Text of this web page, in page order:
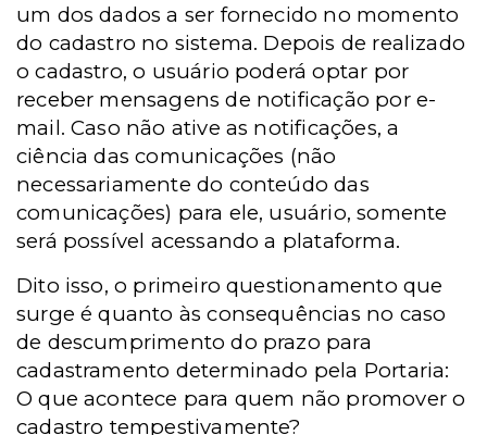
um dos dados a ser fornecido no momento
do cadastro no sistema. Depois de realizado
o cadastro, o usuário poderá optar por
receber mensagens de notificação por e-
mail. Caso não ative as notificações, a
ciência das comunicações (não
necessariamente do conteúdo das
comunicações) para ele, usuário, somente
será possível acessando a plataforma.
Dito isso, o primeiro questionamento que
surge é quanto às consequências no caso
de descumprimento do prazo para
cadastramento determinado pela Portaria:
O que acontece para quem não promover o
cadastro tempestivamente?